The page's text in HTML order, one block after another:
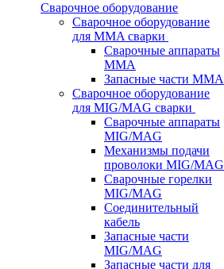
Сварочное оборудование
Сварочное оборудование
для MMA сварки
Сварочные аппараты
MMA
Запасные части MMA
Сварочное оборудование
для MIG/MAG сварки
Сварочные аппараты
MIG/MAG
Механизмы подачи
проволоки MIG/MAG
Сварочные горелки
MIG/MAG
Соединительный
кабель
Запасные части
MIG/MAG
Запасные части для